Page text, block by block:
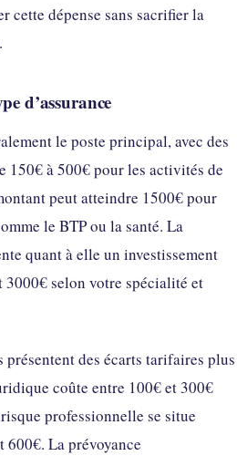
cette dépense sans sacrifier la
d’assurance
le poste principal, avec des
150€ à 500€ pour les activités de
peut atteindre 1500€ pour
le BTP ou la santé. La
quant à elle un investissement
3000€ selon votre spécialité et
présentent des écarts tarifaires plus
coûte entre 100€ et 300€
professionnelle se situe
600€. La prévoyance